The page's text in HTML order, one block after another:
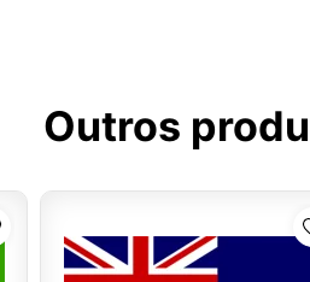
Outros